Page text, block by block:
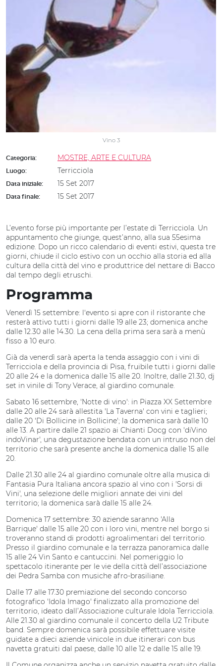
Vino 3
Categoria: MOSTRE, ARTE E CULTURA
Luogo: Terricciola
Data iniziale: 15 Set 2017
Data finale: 15 Set 2017
L’evento forse più importante per l’estate di Terricciola. Un
appuntamento che giunge, quest’anno, alla sua 55esima
edizione. Dopo un ricco calendario di eventi estivi, questa tre
giorni, chiude il ciclo estivo con un occhio alla storia ed alla
cultura della città del vino e produttrice del nettare di Bacco
dal tempo degli etruschi.
Programma
Venerdì 15 settembre: l'evento si apre con il ristorante che
resterà attivo tutti i giorni dalle 19 alle 23; domenica anche
dalle 12.30 alle 14.30. La cena della prima sera sarà a menù
fisso a 10 euro.
Già da venerdì sarà aperta la tenda assaggio con i vini di
Terricciola e della provincia di Pisa, fruibile tutti i giorni dalle
20 alle 24 e la domenica dalle 15 alle 20. Inoltre, dalle 21.30, dj
set in vinile di Tony Verace, al giardino comunale.
Sabato 16 settembre, 'Notte di vino': in Piazza XX Settembre
dalle 20 alle 24 sarà allestita 'La Taverna' con vini e taglieri;
dalle 20 'Di Bollicine in Bollicine'; la domenica sarà dalle 10
alle 13. A partire dalle 21 spazio ai Chianti Docg con 'diVino
indoVinar', una degustazione bendata con un intruso non del
territorio che sarà presente anche la domenica dalle 15 alle
20.
Dalle 21.30 alle 24 al giardino comunale oltre alla musica di
Fantasia Pura Italiana ancora spazio al vino con i 'Sorsi di
Vini', una selezione delle migliori annate dei vini del
territorio; la domenica sarà dalle 15 alle 24.
Domenica 17 settembre: 30 aziende saranno 'Alla
Barrique' dalle 15 alle 20 con i loro vini, mentre nel borgo si
troveranno stand di prodotti agroalimentari del territorio.
Presso il giardino comunale e la terrazza panoramica dalle
15 alle 24 Vin Santo e cantuccini. Nel pomeriggio lo
spettacolo itinerante per le vie della città dell’associazione
dei Pedra Samba con musiche afro-brasiliane.
Dalle 17 alle 17.30 premiazione del secondo concorso
fotografico 'Idola Imago' finalizzato alla promozione del
territorio, ideato dall’Associazione culturale Idola Terricciola.
Alle 21.30 al giardino comunale il concerto della U2 Tribute
band. Sempre domenica sarà possibile effettuare visite
guidate a dieci aziende vinicole in due itinerari con bus
navetta gratuiti dal paese, dalle 10 alle 12 e dalle 15 alle 19.